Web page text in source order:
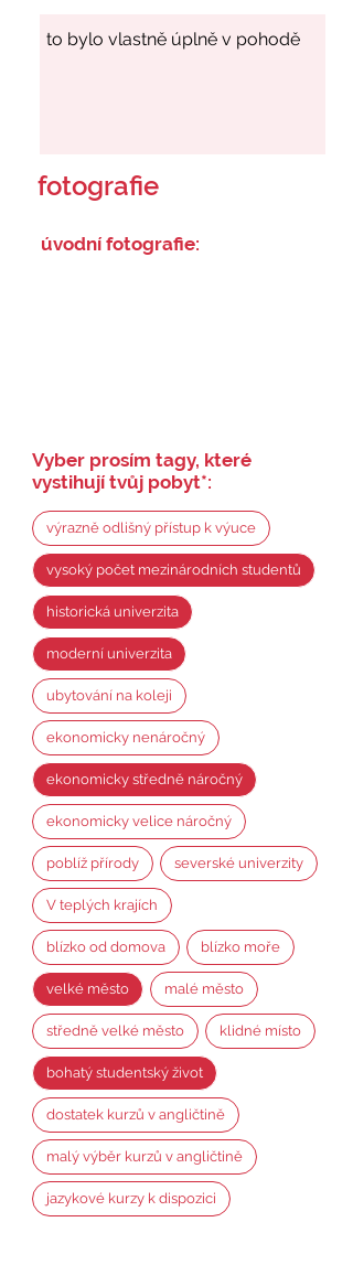
fotografie
úvodní fotografie:
Vyber prosím tagy, které
vystihují tvůj pobyt*:
výrazně odlišný přístup k výuce
vysoký počet mezinárodních studentů
historická univerzita
moderní univerzita
ubytování na koleji
ekonomicky nenáročný
ekonomicky středně náročný
ekonomicky velice náročný
poblíž přírody severské univerzity
V teplých krajích
blízko od domova blízko moře
velké město malé město
středně velké město klidné místo
bohatý studentský život
dostatek kurzů v angličtině
malý výběr kurzů v angličtině
jazykové kurzy k dispozici